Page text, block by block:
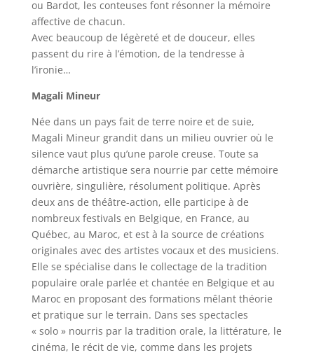
ou Bardot, les conteuses font résonner la mémoire
affective de chacun.
Avec beaucoup de légèreté et de douceur, elles
passent du rire à l’émotion, de la tendresse à
l’ironie…
Magali Mineur
Née dans un pays fait de terre noire et de suie,
Magali Mineur grandit dans un milieu ouvrier où le
silence vaut plus qu’une parole creuse. Toute sa
démarche artistique sera nourrie par cette mémoire
ouvrière, singulière, résolument politique. Après
deux ans de théâtre-action, elle participe à de
nombreux festivals en Belgique, en France, au
Québec, au Maroc, et est à la source de créations
originales avec des artistes vocaux et des musiciens.
Elle se spécialise dans le collectage de la tradition
populaire orale parlée et chantée en Belgique et au
Maroc en proposant des formations mêlant théorie
et pratique sur le terrain. Dans ses spectacles
« solo » nourris par la tradition orale, la littérature, le
cinéma, le récit de vie, comme dans les projets